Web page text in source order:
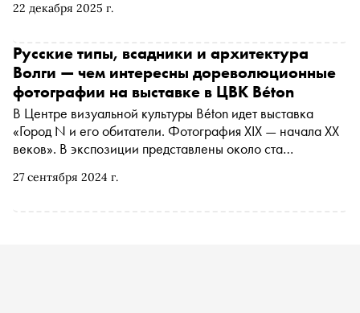
22 декабря 2025 г.
фотографом об этике и системе координат фотографа,
и неконъюнктурной любви к тому, что делаешь
27 сентября 2024 г.
Русские типы, всадники и архитектура
Волги — чем интересны дореволюционные
фотографии на выставке в ЦВК Béton
В Центре визуальной культуры Béton идет выставка
«Город N и его обитатели. Фотография XIX — начала XX
веков». В экспозиции представлены около ста
начиная c дагеротипов 1840-х годов до отпечатков 1910-